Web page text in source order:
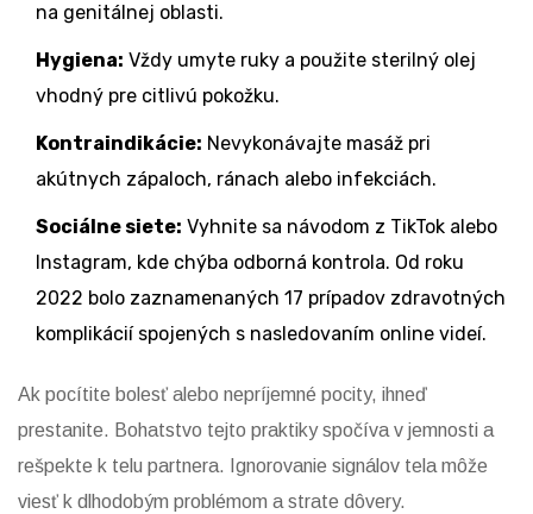
na genitálnej oblasti.
Hygiena: Vždy umyte ruky a použite sterilný olej
vhodný pre citlivú pokožku.
Kontraindikácie: Nevykonávajte masáž pri
akútnych zápaloch, ránach alebo infekciách.
Sociálne siete: Vyhnite sa návodom z TikTok alebo
Instagram, kde chýba odborná kontrola. Od roku
2022 bolo zaznamenaných 17 prípadov zdravotných
komplikácií spojených s nasledovaním online videí.
Ak pocítite bolesť alebo nepríjemné pocity, ihneď
prestanite. Bohatstvo tejto praktiky spočíva v jemnosti a
rešpekte k telu partnera. Ignorovanie signálov tela môže
viesť k dlhodobým problémom a strate dôvery.